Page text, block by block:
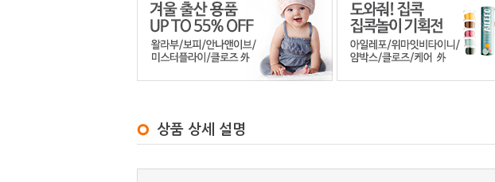
상품 상세 설명